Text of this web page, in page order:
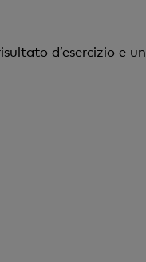
d’esercizio e un